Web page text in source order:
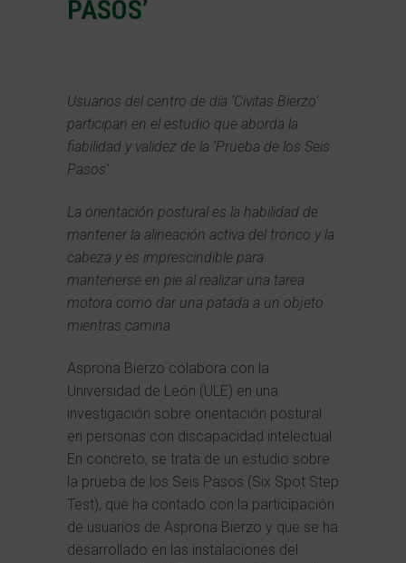
PASOS’
Usuarios del centro de día ‘Civitas Bierzo’
participan en el estudio que aborda la
fiabilidad y validez de la ‘Prueba de los Seis
Pasos’
La orientación postural es la habilidad de
mantener la alineación activa del tronco y la
cabeza y es imprescindible para
mantenerse en pie al realizar una tarea
motora como dar una patada a un objeto
mientras camina
Asprona Bierzo colabora con la
Universidad de León (ULE) en una
investigación sobre orientación postural
en personas con discapacidad intelectual.
En concreto, se trata de un estudio sobre
la prueba de los Seis Pasos (Six Spot Step
Test), que ha contado con la participación
de usuarios de Asprona Bierzo y que se ha
desarrollado en las instalaciones del